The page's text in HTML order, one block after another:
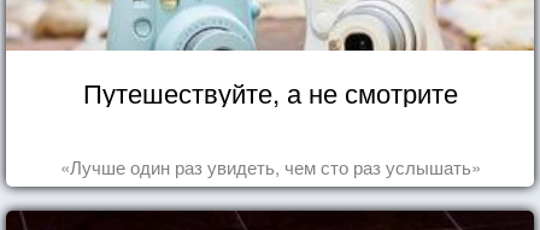
Путешествуйте, а не смотрите
«Лучше один раз увидеть, чем сто раз услышать»